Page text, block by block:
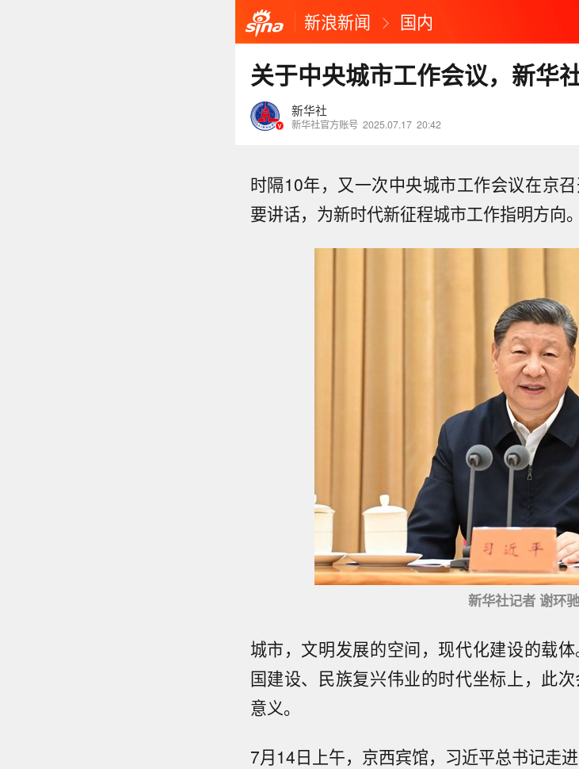
新浪新闻 国内
关于中央城市工作会议，新华
新华社
新华社官方账号 2025.07.17 20:42
时隔10年，又一次中央城市工作会议在京
要讲话，为新时代新征程城市工作指明方向。
新华社记者 谢环
城市，文明发展的空间，现代化建设的载
国建设、民族复兴伟业的时代坐标上，此
意义。
7月14日上午，京西宾馆，习近平总书记走